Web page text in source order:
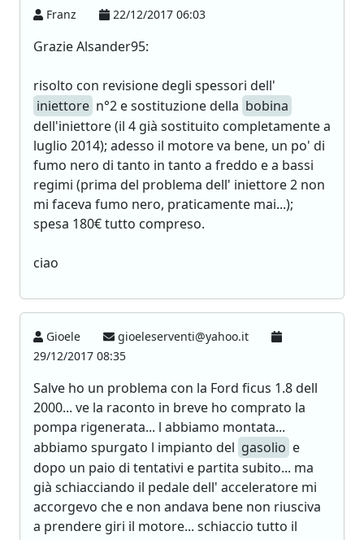
Franz 22/12/2017 06:03
Grazie Alsander95:
risolto con revisione degli spessori dell'
iniettore n°2 e sostituzione della bobina
dell'iniettore (il 4 già sostituito completamente a
luglio 2014); adesso il motore va bene, un po' di
fumo nero di tanto in tanto a freddo e a bassi
regimi (prima del problema dell' iniettore 2 non
mi faceva fumo nero, praticamente mai...);
spesa 180€ tutto compreso.
ciao
Gioele
gioeleserventi@yahoo.it
29/12/2017 08:35
Salve ho un problema con la Ford ficus 1.8 dell
2000... ve la raconto in breve ho comprato la
pompa rigenerata... l abbiamo montata...
abbiamo spurgato l impianto del gasolio e
dopo un paio di tentativi e partita subito... ma
già schiacciando il pedale dell' acceleratore mi
accorgevo che e non andava bene non riusciva
a prendere giri il motore... schiaccio tutto il